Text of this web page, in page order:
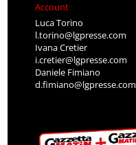
Account
Luca Torino
l.torino@lgpresse.com
Ivana Cretier
i.cretier@lgpresse.com
Daniele Fimiano
d.fimiano@lgpresse.com